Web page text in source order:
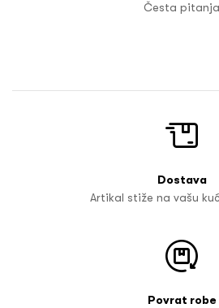
Česta pitanja
Dostava
Artikal stiže na vašu
Povrat robe